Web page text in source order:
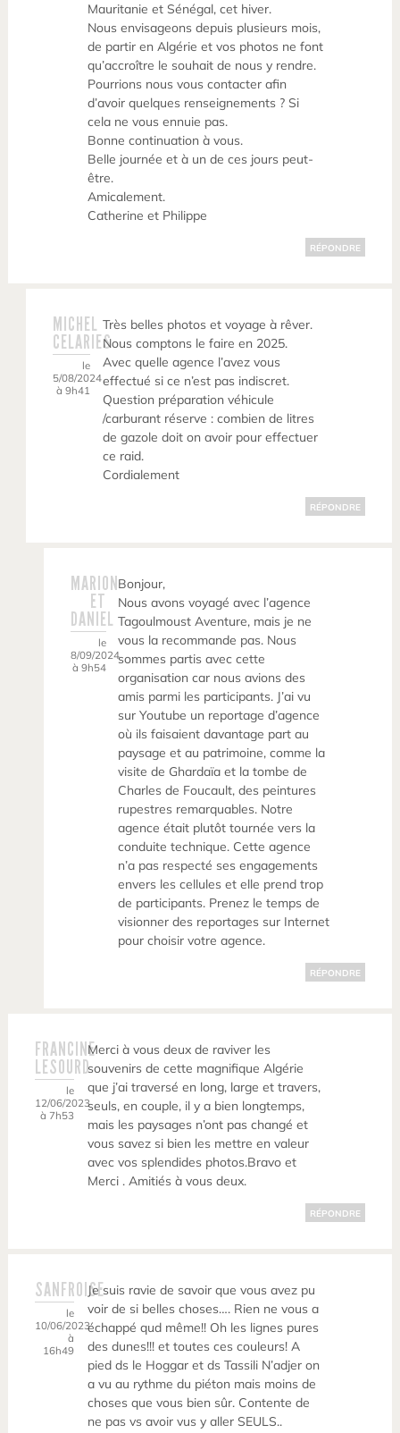
Mauritanie et Sénégal, cet hiver.
Nous envisageons depuis plusieurs mois,
de partir en Algérie et vos photos ne font
qu’accroître le souhait de nous y rendre.
Pourrions nous vous contacter afin
d’avoir quelques renseignements ? Si
cela ne vous ennuie pas.
Bonne continuation à vous.
Belle journée et à un de ces jours peut-
être.
Amicalement.
Catherine et Philippe
RÉPONDRE
MICHEL
CELARIES
le
5/08/2024
à 9h41
Très belles photos et voyage à rêver.
Nous comptons le faire en 2025.
Avec quelle agence l’avez vous
effectué si ce n’est pas indiscret.
Question préparation véhicule
/carburant réserve : combien de litres
de gazole doit on avoir pour effectuer
ce raid.
Cordialement
RÉPONDRE
MARION
ET
DANIEL
le
8/09/2024
à 9h54
Bonjour,
Nous avons voyagé avec l’agence
Tagoulmoust Aventure, mais je ne
vous la recommande pas. Nous
sommes partis avec cette
organisation car nous avions des
amis parmi les participants. J’ai vu
sur Youtube un reportage d’agence
où ils faisaient davantage part au
paysage et au patrimoine, comme la
visite de Ghardaïa et la tombe de
Charles de Foucault, des peintures
rupestres remarquables. Notre
agence était plutôt tournée vers la
conduite technique. Cette agence
n’a pas respecté ses engagements
envers les cellules et elle prend trop
de participants. Prenez le temps de
visionner des reportages sur Internet
pour choisir votre agence.
RÉPONDRE
FRANCINE
LESOURD
le
12/06/2023
à 7h53
Merci à vous deux de raviver les
souvenirs de cette magnifique Algérie
que j’ai traversé en long, large et travers,
seuls, en couple, il y a bien longtemps,
mais les paysages n’ont pas changé et
vous savez si bien les mettre en valeur
avec vos splendides photos.Bravo et
Merci . Amitiés à vous deux.
RÉPONDRE
SANFROISE
le
10/06/2023
à
16h49
Je suis ravie de savoir que vous avez pu
voir de si belles choses…. Rien ne vous a
échappé qud même!! Oh les lignes pures
des dunes!!! et toutes ces couleurs! A
pied ds le Hoggar et ds Tassili N’adjer on
a vu au rythme du piéton mais moins de
choses que vous bien sûr. Contente de
ne pas vs avoir vus y aller SEULS..